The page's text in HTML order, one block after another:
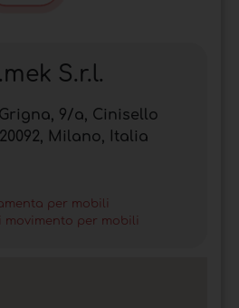
S.r.l.
9/a, Cinisello
Milano, Italia
per mobili
movimento per mobili